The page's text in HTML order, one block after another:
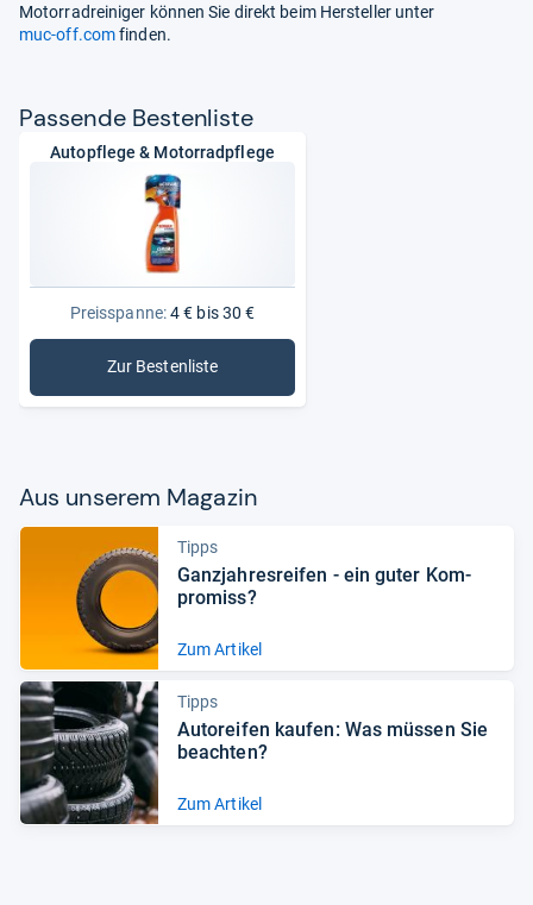
Motorradreiniger können Sie direkt beim Hersteller unter
muc-off.comfinden.
Pas­sende Bes­ten­liste
Autopflege & Motorradpflege
Preisspanne:4 € bis 30 €
Zur Bestenliste: Autopflege & Motorradpflege
Aus unse­rem Maga­zin
Tipps
Ganz­jah­res­rei­fen -​ ein guter Kom­
pro­miss?
Zum Artikel
Tipps
Auto­rei­fen kau­fen: Was müs­sen Sie
beach­ten?
Zum Artikel